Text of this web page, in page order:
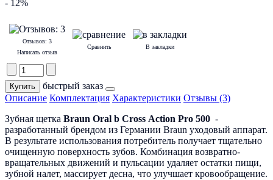
- 12%
Отзывов: 3
Написать отзыв
Сравнить В закладки
быстрый заказ
Описание Комплектация Характеристики Отзывы (3)
Зубная щетка Braun Oral b Cross Action Pro 500 -
разработанный брендом из Германии Braun уходовый аппарат.
В результате использования потребитель получает тщательно
очищенную поверхность зубов. Комбинация возвратно-
вращательных движений и пульсации удаляет остатки пищи,
зубной налет, массирует десна, что улучшает кровообращение.